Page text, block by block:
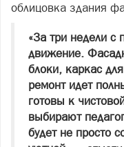
облицовка здания
«За три недели с
движение.
блоки, каркас
ремонт идет
готовы к
выбирают
будет не просто